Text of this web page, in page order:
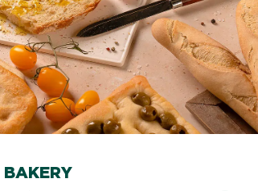
BAKERY